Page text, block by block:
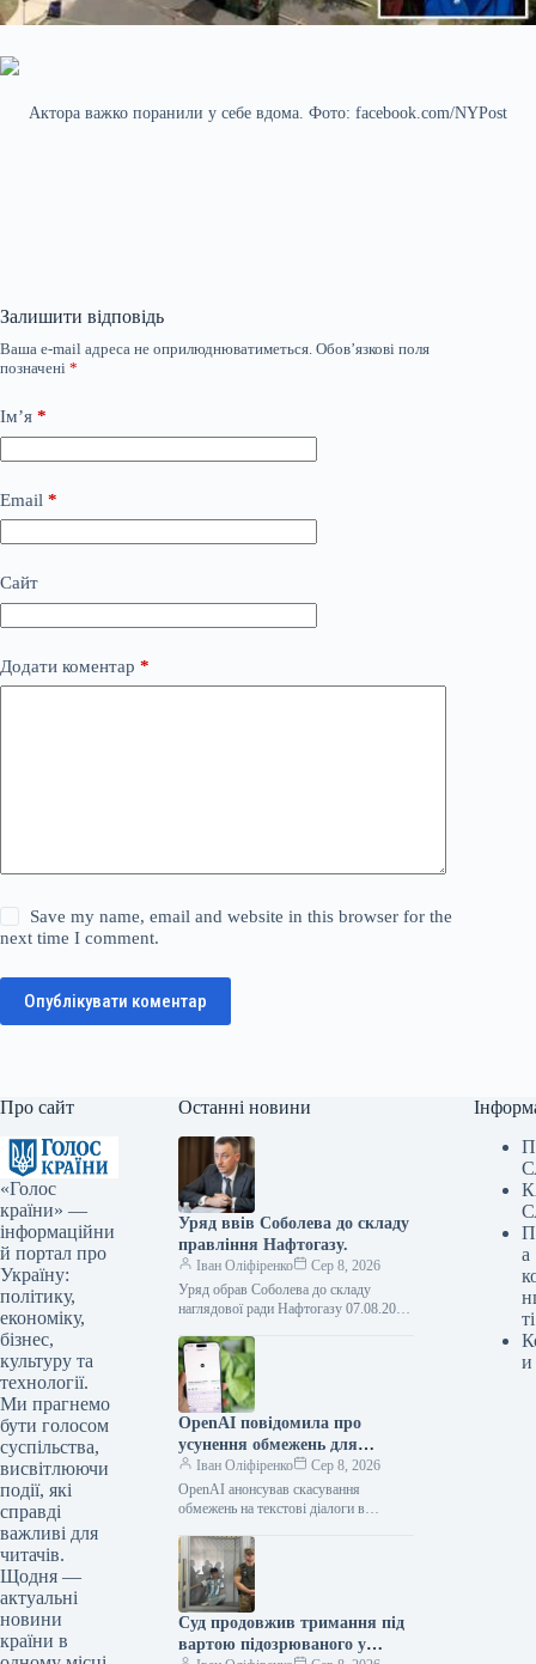
Актора важко поранили у себе вдома. Фото: facebook.com/NYPost
Залишити відповідь
Ваша e-mail адреса не оприлюднюватиметься. Обов’язкові поля
позначені *
Ім’я *
Email *
Сайт
Додати коментар *
Save my name, email and website in this browser for the
next time I comment.
Опублікувати коментар
Про сайт
«Голос
країни» —
інформаційни
й портал про
Україну:
політику,
економіку,
бізнес,
культуру та
технології.
Ми прагнемо
бути голосом
суспільства,
висвітлюючи
події, які
справді
важливі для
читачів.
Щодня —
актуальні
новини
країни в
Останні новини
Уряд ввів Соболева до складу
правління Нафтогазу.
Іван Оліфіренко
Сер 8, 2026
Уряд обрав Соболева до складу
наглядової ради Нафтогазу 07.08.2026
заступника голови Офісу Президента
Олексія Соболева представником…
OpenAI повідомила про
усунення обмежень для
текстових розмов у ChatGPT
на безкоштовних планах
Іван Оліфіренко
Сер 8, 2026
OpenAI анонсував скасування
обмежень на текстові діалоги в
07.08.2026 16:59 Укрінформ
Американська компанія OpenAI
заявила, що…
Суд продовжив тримання під
вартою підозрюваного у
а
ті
и